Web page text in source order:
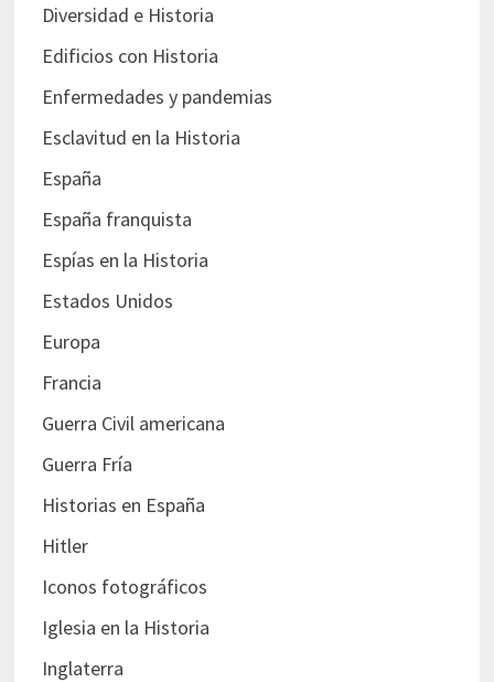
Diversidad e Historia
Edificios con Historia
Enfermedades y pandemias
Esclavitud en la Historia
España
España franquista
Espías en la Historia
Estados Unidos
Europa
Francia
Guerra Civil americana
Guerra Fría
Historias en España
Hitler
Iconos fotográficos
Iglesia en la Historia
Inglaterra